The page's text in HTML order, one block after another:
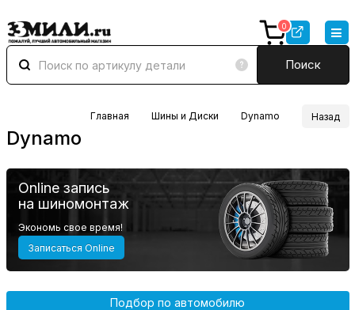
Поиск
0
Dynamo
Главная Шины и Диски Dynamo Назад
Online запись
на шиномонтаж
Экономь свое время!
Записаться Online
Подбор по автомобилю